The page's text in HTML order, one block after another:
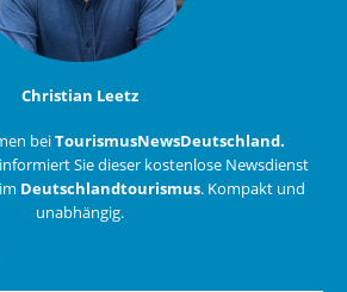
Christian Leetz
beiTourismusNewsDeutschland.
Sie dieser kostenlose Newsdienst
Deutschlandtourismus. Kompakt und
unabhängig.